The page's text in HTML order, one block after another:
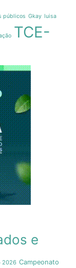
públicos Gkay luisa
TCE-
e
2026 Campeonato